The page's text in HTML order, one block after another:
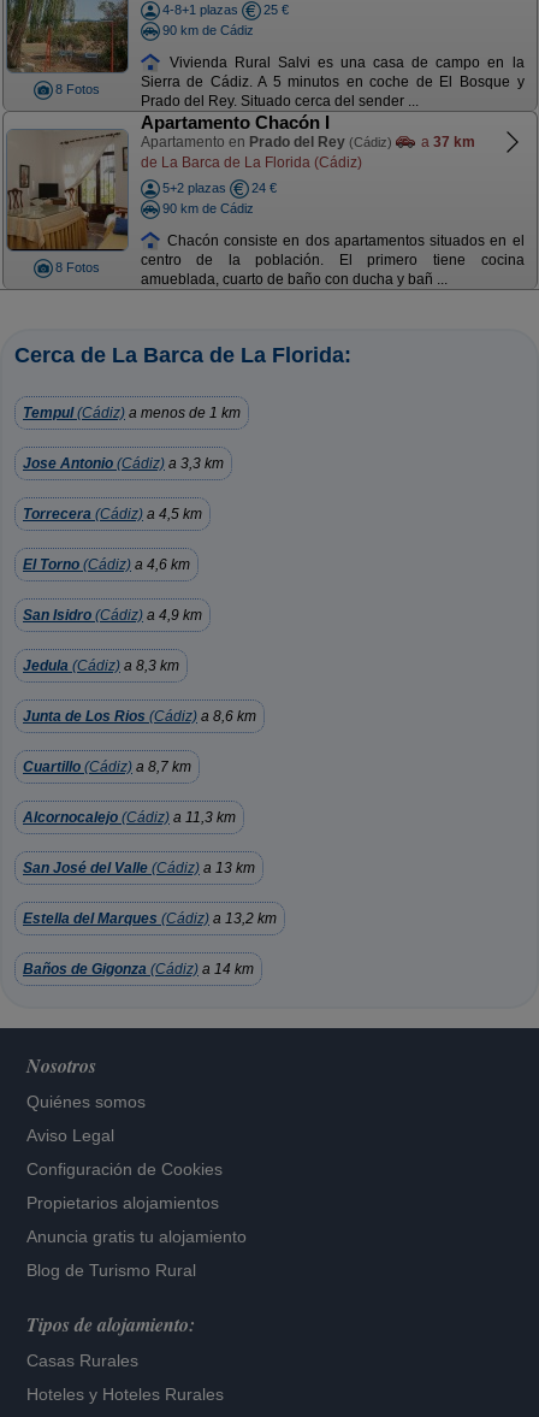
8 Fotos
4-8+1 plazas
25 €
90 km de Cádiz
Vivienda Rural Salvi es una casa de campo en la
Sierra de Cádiz. A 5 minutos en coche de El Bosque y
Prado del Rey. Situado cerca del sender ...
8 Fotos
Apartamento Chacón I
Apartamento en Prado del Rey (Cádiz) a 37 km
de La Barca de La Florida (Cádiz)
5+2 plazas
24 €
90 km de Cádiz
Chacón consiste en dos apartamentos situados en el
centro de la población. El primero tiene cocina
amueblada, cuarto de baño con ducha y bañ ...
Cerca de La Barca de La Florida:
Tempul(Cádiz) a menos de 1 km
Jose Antonio (Cádiz) a 3,3 km
Torrecera (Cádiz) a 4,5 km
El Torno (Cádiz) a 4,6 km
San Isidro (Cádiz) a 4,9 km
Jedula (Cádiz) a 8,3 km
Junta de Los Rios (Cádiz) a 8,6 km
Cuartillo (Cádiz) a 8,7 km
Alcornocalejo (Cádiz) a 11,3 km
San José del Valle (Cádiz) a 13 km
Estella del Marques (Cádiz) a 13,2 km
Baños de Gigonza (Cádiz) a 14 km
Nosotros
Quiénes somos
Aviso Legal
Configuración de Cookies
Propietarios alojamientos
Anuncia gratis tu alojamiento
Blog de Turismo Rural
Tipos de alojamiento:
Casas Rurales
Hoteles y Hoteles Rurales